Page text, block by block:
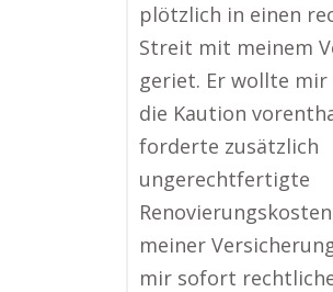
plötzlich in einen
Streit mit meinem
geriet. Er wollte
die Kaution
forderte zusätzlich
ungerechtfertigte
meiner
mir sofort